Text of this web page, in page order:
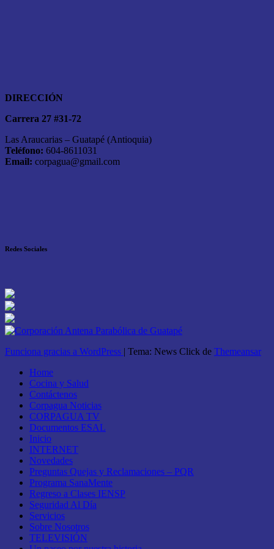
DIRECCIÓN
Carrera 27 #31-72
Las Araucarias – Guatapé (Antioquia)
Teléfono: 604-8611031
Email: corpagua@gmail.com
Redes Sociales
Funciona gracias a WordPress | Tema: News Click de Themeansar
Home
Cocina y Salud
Contáctenos
Corpagua Noticias
CORPAGUA TV
Documentos ESAL
Inicio
INTERNET
Novedades
Preguntas Quejas y Reclamaciones – PQR
Programa SanaMente
Regreso a Clases IENSP
Seguridad Al Día
Servicios
Sobre Nosotros
TELEVISIÓN